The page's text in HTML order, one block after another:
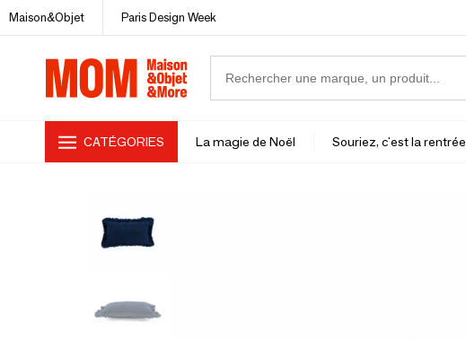
Maison&Objet Paris Design Week
CATÉGORIES La magie de Noël Souriez, c'est la rentrée